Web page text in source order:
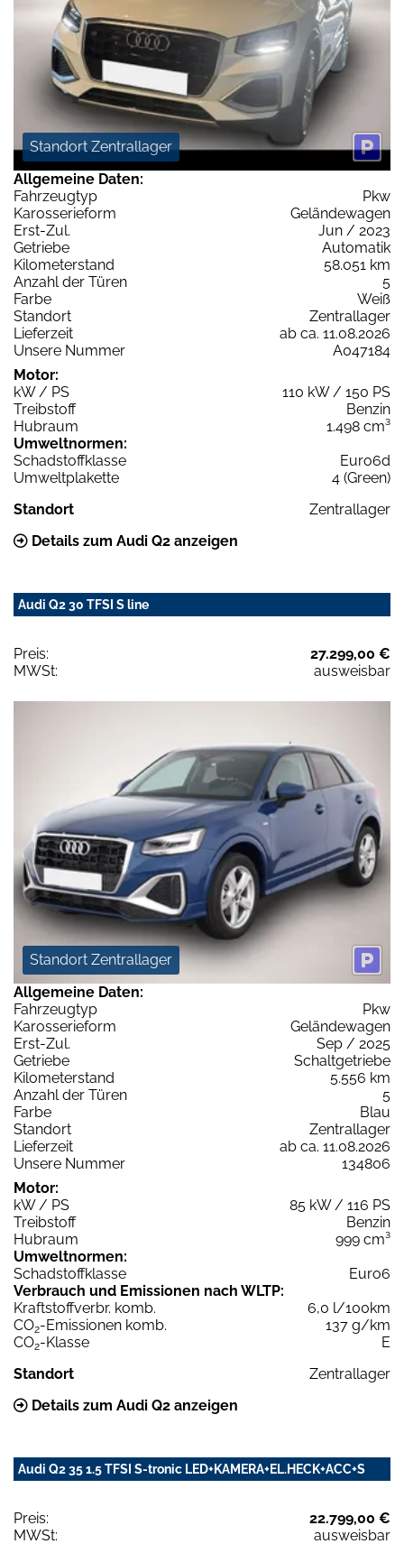
Standort Zentrallager
Allgemeine Daten:
Fahrzeugtyp
Pkw
Karosserieform
Geländewagen
Erst-Zul.
Jun / 2023
Getriebe
Automatik
Kilometerstand
58.051 km
Anzahl der Türen
5
Farbe
Weiß
Standort
Zentrallager
Lieferzeit
ab ca. 11.08.2026
Unsere Nummer
A047184
Motor:
kW / PS
110 kW / 150 PS
Treibstoff
Benzin
Hubraum
1.498 cm³
Umweltnormen:
Schadstoffklasse
Euro6d
Umweltplakette
4 (Green)
Standort
Zentrallager
Details zum Audi Q2 anzeigen
Audi Q2 30 TFSI S line
Preis:
27.299,00 €
MWSt:
ausweisbar
Standort Zentrallager
Allgemeine Daten:
Fahrzeugtyp
Pkw
Karosserieform
Geländewagen
Erst-Zul.
Sep / 2025
Getriebe
Schaltgetriebe
Kilometerstand
5.556 km
Anzahl der Türen
5
Farbe
Blau
Standort
Zentrallager
Lieferzeit
ab ca. 11.08.2026
Unsere Nummer
134806
Motor:
kW / PS
85 kW / 116 PS
Treibstoff
Benzin
Hubraum
999 cm³
Umweltnormen:
Schadstoffklasse
Euro6
Verbrauch und Emissionen nach WLTP:
Kraftstoffverbr. komb.
6,0 l/100km
CO2-Emissionen komb.
137 g/km
CO2-Klasse
E
Standort
Zentrallager
Details zum Audi Q2 anzeigen
Audi Q2 35 1.5 TFSI S-tronic LED+KAMERA+EL.HECK+ACC+S
Preis:
22.799,00 €
MWSt:
ausweisbar